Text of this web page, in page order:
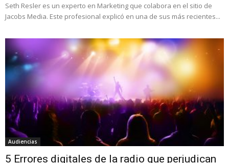
Seth Resler es un experto en Marketing que colabora en el sitio de
Jacobs Media. Este profesional explicó en una de sus más recientes...
Audiencias
5 Errores digitales de la radio que perjudican